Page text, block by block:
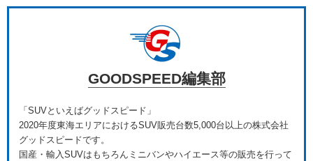
GOODSPEED編集部
「SUVといえばグッドスピード」
2020年度東海エリアにおけるSUV販売台数5,000台以上の株式会社
グッドスピードです。
国産・輸入SUVはもちろんミニバンやハイエース等の販売を行って